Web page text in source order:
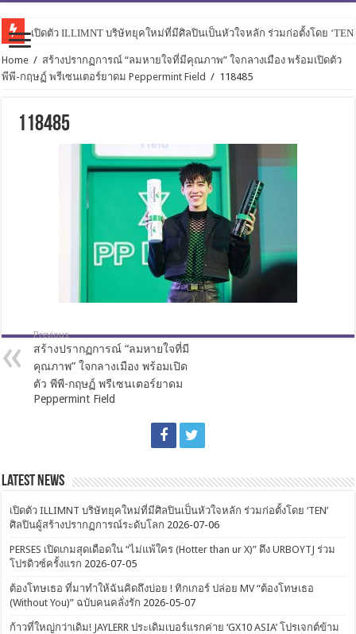
เปิดตัว ILLIMNT บริษัทยุคใหม่ที่มีศิลปินเป็นหัวใจหลัก ร่วมก่อตั้งโดย
Home / สร้างปรากฏการณ์ “ลมหายใจที่มีคุณภาพ” ใจกลางเมือง พร้อมเปิดตัว
พีพี-กฤษฏ์ พรีเซนเตอร์ยาดม Peppermint Field / 118485
118485
Previous
สร้างปรากฏการณ์ “ลมหายใจที่มี
คุณภาพ” ใจกลางเมือง พร้อมเปิด
ตัว พีพี-กฤษฏ์ พรีเซนเตอร์ยาดม
Peppermint Field
Latest News
เปิดตัว ILLIMNT บริษัทยุคใหม่ที่มีศิลปินเป็นหัวใจหลัก ร่วมก่อตั้งโดย ‘TEN’
ศิลปินผู้สร้างปรากฏการณ์ระดับโลก 2026-07-06
PERSES เปิดเกมสุดเดือดใน “ไม่แพ้ใคร (Hotter than ur X)” ดึง URBOYTJ ร่วม
โปรดิวซ์ครั้งแรก 2026-07-05
ต้องโทษเธอ ที่มาทำให้ฉันคิดถึงบ่อย ! ทิกเกอร์ ปล่อย MV “ต้องโทษเธอ
(Without You)” ฉบับคนคลั่งรัก 2026-05-07
ก้าวที่ใหญ่กว่าเดิม! JAYLERR ประเดิมเบอร์แรกค่าย ‘GX10 ASIA’ โปรเจกต์ข้าม